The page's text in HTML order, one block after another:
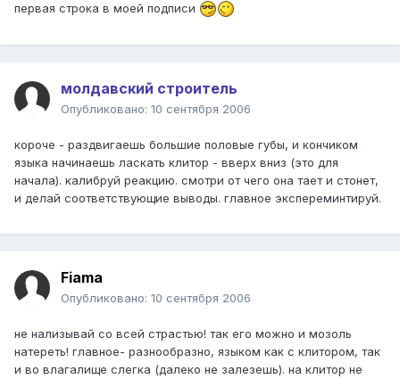
первая строка в моей подписи
молдавский строитель
Опубликовано: 10 сентября 2006
короче - раздвигаешь большие половые губы, и кончиком
языка начинаешь ласкать клитор - вверх вниз (это для
начала). калибруй реакцию. смотри от чего она тает и стонет,
и делай соответствующие выводы. главное экспереминтируй.
Fiama
Опубликовано: 10 сентября 2006
не нализывай со всей страстью! так его можно и мозоль
натереть! главное- разнообразно, языком как с клитором, так
и во влагалище слегка (далеко не залезешь). на клитор не